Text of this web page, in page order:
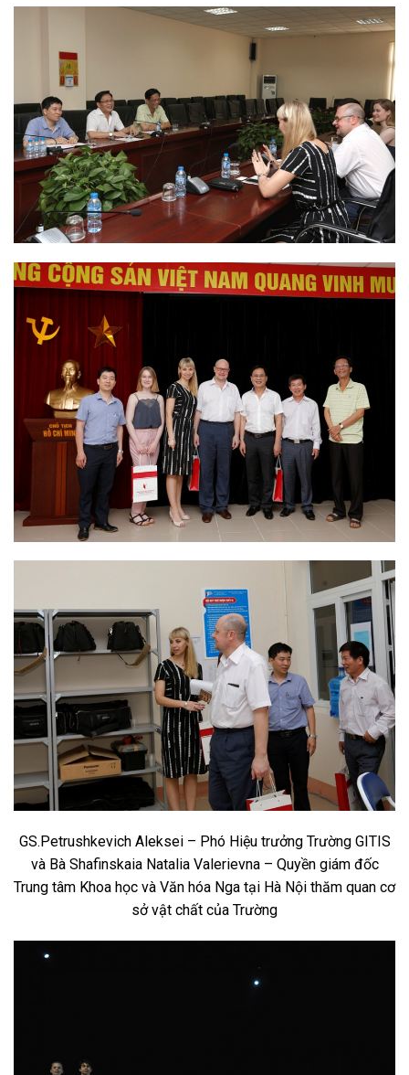
GS.Petrushkevich Aleksei – Phó Hiệu trưởng Trường GITIS
và Bà Shafinskaia Natalia Valerievna – Quyền giám đốc
Trung tâm Khoa học và Văn hóa Nga tại Hà Nội thăm quan cơ
sở vật chất của Trường